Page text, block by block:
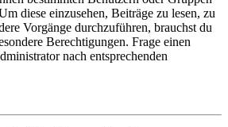
diese einzusehen, Beiträge zu lesen, zu
Vorgänge durchzuführen, brauchst du
Berechtigungen. Frage einen
nach entsprechenden